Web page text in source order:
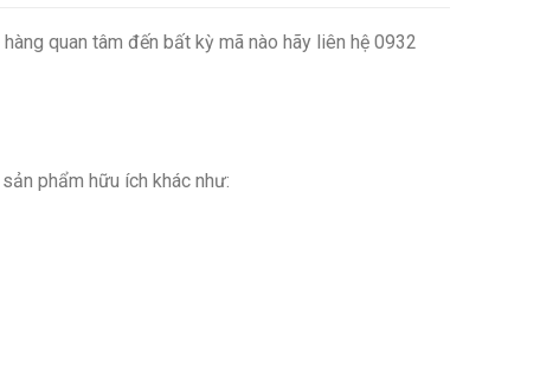
quan tâm đến bất kỳ mã nào hãy liên hệ 0932
phẩm hữu ích khác như: